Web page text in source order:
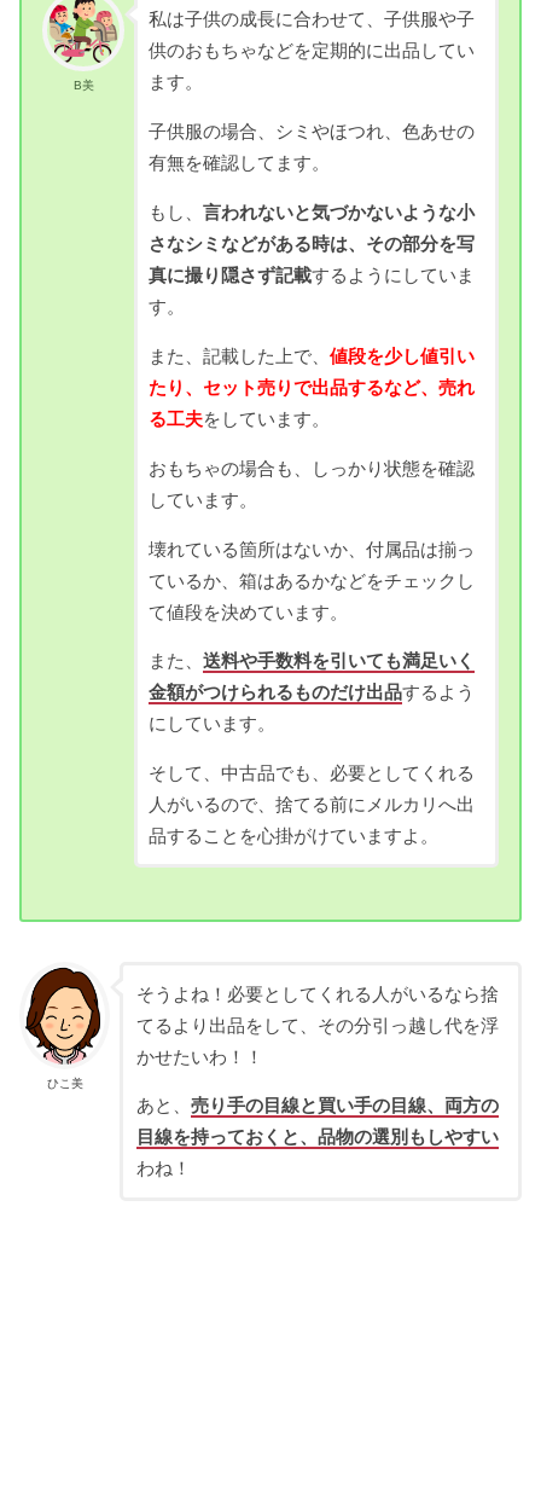
B美
私は子供の成長に合わせて、子供服や子
供のおもちゃなどを定期的に出品してい
ます。
子供服の場合、シミやほつれ、色あせの
有無を確認してます。
もし、言われないと気づかないような小
さなシミなどがある時は、その部分を写
真に撮り隠さず記載するようにしていま
す。
また、記載した上で、値段を少し値引い
たり、セット売りで出品するなど、売れ
る工夫をしています。
おもちゃの場合も、しっかり状態を確認
しています。
壊れている箇所はないか、付属品は揃っ
ているか、箱はあるかなどをチェックし
て値段を決めています。
また、送料や手数料を引いても満足いく
金額がつけられるものだけ出品するよう
にしています。
そして、中古品でも、必要としてくれる
人がいるので、捨てる前にメルカリへ出
品することを心掛がけていますよ。
ひこ美
そうよね！必要としてくれる人がいるなら捨
てるより出品をして、その分引っ越し代を浮
かせたいわ！！
あと、 売り手の目線と買い手の目線、両方の
目線を持っておくと、品物の選別もしやすい
わね！